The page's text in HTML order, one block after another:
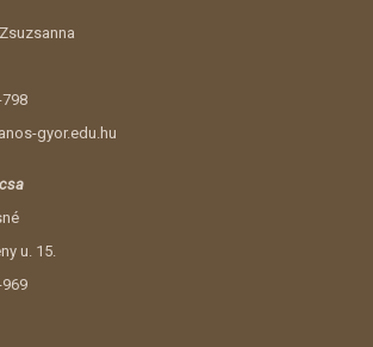
gyor.edu.hu
u. 15.